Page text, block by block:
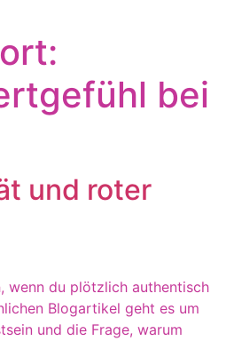
bei
und roter
wenn du plötzlich authentisch
Blogartikel geht es um
und die Frage, warum